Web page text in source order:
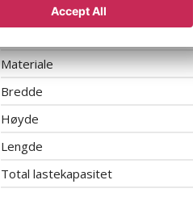
Utførelse
Materiale
Bredde
Høyde
Lengde
Total lastekapasitet